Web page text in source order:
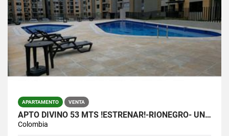
APARTAMENTO VENTA
APTO DIVINO 53 MTS !ESTRENAR!-RIONEGRO- UNIDAD COMPLETA.- $298.800.000
Colombia